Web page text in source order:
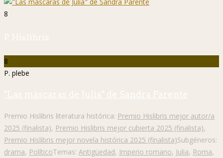
8
P. Hislibris
8
P. plebe
"Las máscaras de Julia" de Sandra Parente
Premio Hislibris literatura histórica: Premio Hislibris mejor autor/a
2025 (finalista), Premio Hislibris mejor cubierta 2025 (finalista),
Premio Hislibris mejor novela histórica 2025 (finalista)Subgéneros:
drama, PolíticoTemas: Antigüedad, Imperio romano, Julia, Roma,